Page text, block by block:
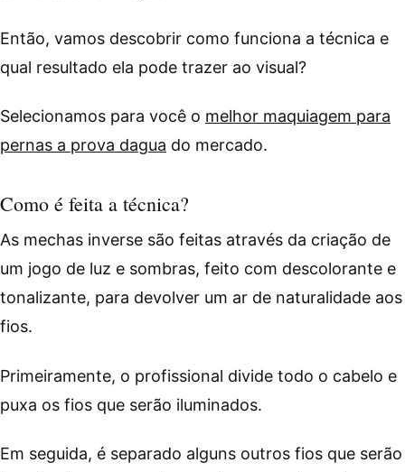
Então, vamos descobrir como funciona a técnica e
qual resultado ela pode trazer ao visual?
Selecionamos para você o melhor maquiagem para
pernas a prova dagua do mercado.
Como é feita a técnica?
As mechas inverse são feitas através da criação de
um jogo de luz e sombras, feito com descolorante e
tonalizante, para devolver um ar de naturalidade aos
fios.
Primeiramente, o profissional divide todo o cabelo e
puxa os fios que serão iluminados.
Em seguida, é separado alguns outros fios que serão